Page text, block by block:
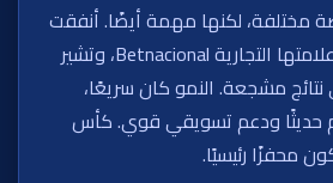
مختلفة، لكنها مهمة أيضًا. أنفقت
Flutter بكثافة لبناء علامتها التجارية Betnacional، وتشير
نتائج مشجعة. النمو كان سريعًا،
حديثًا ودعم تسويقي قوي. كأس
محفزًا رئيسيًا.